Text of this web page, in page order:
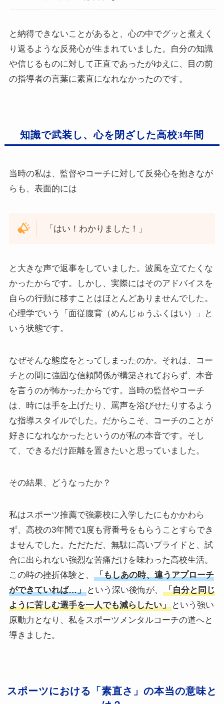
と納得できないことがあると、心の中でグッと煮えく
り返るような反発心が生まれていました。自分の知識
や信じるものに対して正直であったがゆえに、目の前
の指導者の言葉に素直になれなかったのです。
知識で武装し、心を閉ざした高校3年間
当時の私は、監督やコーチに対して反発心を抱きなが
らも、表面的には
「はい！わかりました！」
と大きな声で返事をしていました。波風を立てたくな
かったからです。しかし、実際にはそのアドバイスを
自らの行動に移すことはほとんどありませんでした。
心理学でいう「面従腹背（めんじゅうふくはい）」と
いう状態です。
なぜそんな態度をとってしまったのか。それは、コー
チとの間に強固な信頼関係が構築されておらず、本音
を言うのが怖かったからです。当時の監督やコーチ
は、時には手を上げたり、罵声を浴びせたりするよう
な指導スタイルでした。だからこそ、コーチのことが
好きになれなかったというのが私の本音です。そし
て、できるだけ距離を置きたいと思っていました。
その結果、どうなったか？
私はスポーツ推薦で強豪校に入学したにもかかわら
ず、高校の3年間で1度も背番号をもらうことすらでき
ませんでした。ただただ、無駄に高いプライドと、試
合に出られない強烈な苦痛だけを味わった高校生活。
この時の挫折体験と、
「もしあの時、違うアプローチ
ができていれば…」という深い後悔が、
「自分と同じ
ように苦しむ選手を一人でも減らしたい」という強い
原動力となり、私をスポーツメンタルコーチの道へと
導きました。
スポーツにおける「素直さ」の本当の意味と